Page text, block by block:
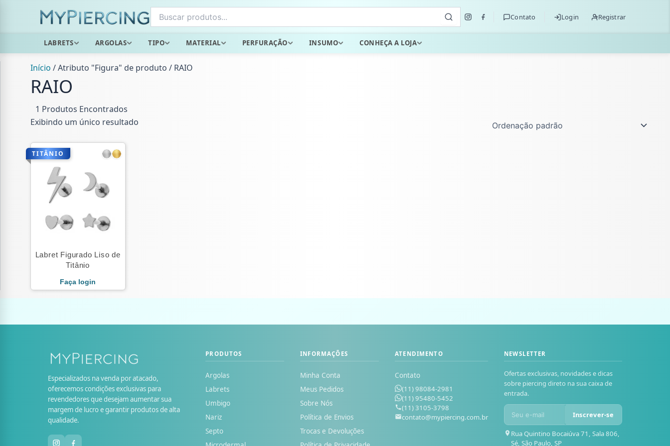
Contato Login Registrar
LABRETS ARGOLAS TIPO MATERIAL PERFURAÇÃO INSUMO CONHEÇA A LOJA
Início / Atributo "Figura" de produto / RAIO
RAIO
1 Produtos Encontrados
Exibindo um único resultado
TITÂNIO
Labret Figurado Liso de
Titânio
Faça login
Especializados na venda por atacado,
oferecemos condições exclusivas para
revendedores que desejam aumentar sua
margem de lucro e garantir produtos de alta
qualidade.
PRODUTOS
Argolas
Labrets
Umbigo
Nariz
Septo
INFORMAÇÕES
Minha Conta
Meus Pedidos
Sobre Nós
Política de Envios
Trocas e Devoluções
ATENDIMENTO
Contato
(11) 98084-2981
(11) 95480-5452
(11) 3105-3798
contato@mypiercing.com.br
NEWSLETTER
Ofertas exclusivas, novidades e dicas
sobre piercing direto na sua caixa de
entrada.
Inscrever-se
Rua Quintino Bocaiúva 71, Sala 806,
Sé, São Paulo, SP